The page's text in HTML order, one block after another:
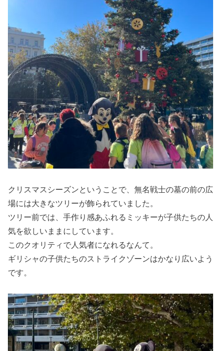
クリスマスシーズンということで、無名戦士の墓の前の広
場には大きなツリーが飾られていました。
ツリー前では、手作り感あふれるミッキーが子供たちの人
気を欲しいままにしています。
このクオリティで人気者になれるなんて。
ギリシャの子供たちのストライクゾーンはかなり広いよう
です。